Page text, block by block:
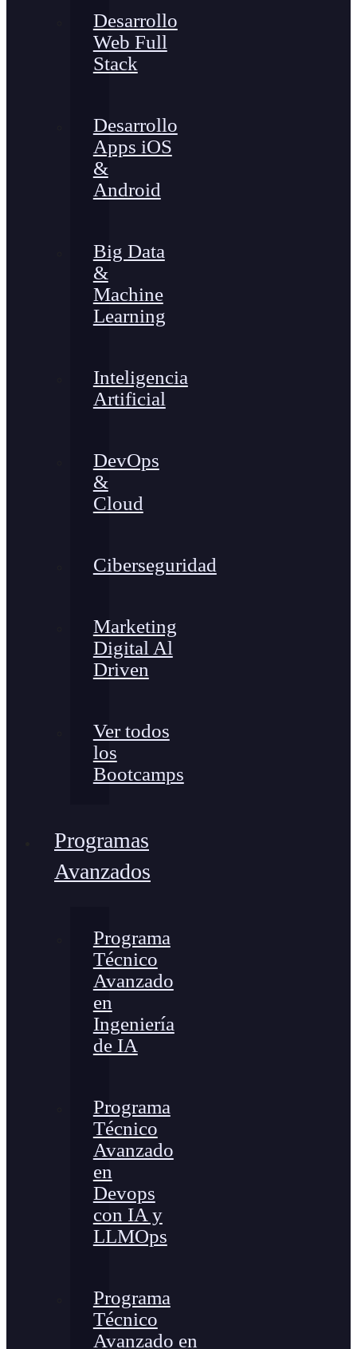
Desarrollo
Web Full
Stack
Desarrollo
Apps iOS
&
Android
Big Data
&
Machine
Learning
Inteligencia
Artificial
DevOps
&
Cloud
Ciberseguridad
Marketing
Digital Al
Driven
Ver todos
los
Bootcamps
Programas
Avanzados
Programa
Técnico
Avanzado
en
Ingeniería
de IA
Programa
Técnico
Avanzado
en
Devops
con IA y
LLMOps
Programa
Técnico
Avanzado en